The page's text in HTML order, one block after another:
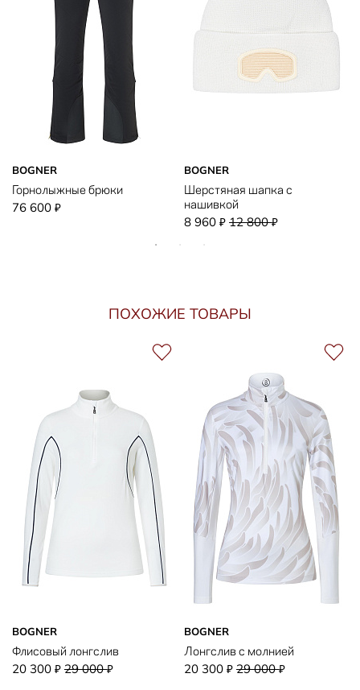
BOGNER
Горнолыжные брюки
76 600 ₽
BOGNER
Шерстяная шапка с
нашивкой
8 960 ₽ 12 800₽
ПОХОЖИЕ ТОВАРЫ
BOGNER
Флисовый лонгслив
20 300 ₽ 29 000₽
BOGNER
Лонгслив с молнией
20 300 ₽ 29 000₽